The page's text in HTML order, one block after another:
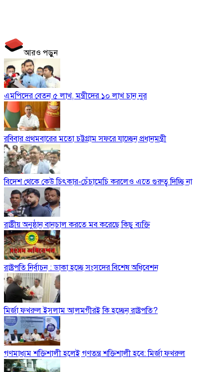
আরও পড়ুন
এমপিদের বেতন ৫ লাখ, মন্ত্রীদের ১০ লাখ চান নুর
রবিবার প্রথমবারের মতো চট্টগ্রাম সফরে যাচ্ছেন প্রধানমন্ত্রী
বিদেশ থেকে কেউ চিৎকার-চেঁচামেচি করলেও এতে গুরুত্ব দিচ্ছি না
রাষ্ট্রীয় অনুষ্ঠান বানচাল করতে মব করেছে কিছু ব্যক্তি
রাষ্ট্রপতি নির্বাচন : ডাকা হচ্ছে সংসদের বিশেষ অধিবেশন
মির্জা ফখরুল ইসলাম আলমগীরই কি হচ্ছেন রাষ্ট্রপতি?
গণমাধ্যম শক্তিশালী হলেই গণতন্ত্র শক্তিশালী হবে: মির্জা ফখরুল